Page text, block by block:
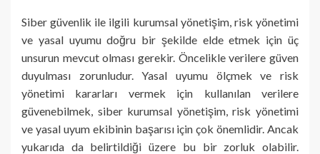
Siber güvenlik ile ilgili kurumsal yönetişim, risk yönetimi
ve yasal uyumu doğru bir şekilde elde etmek için üç
unsurun mevcut olması gerekir. Öncelikle verilere güven
duyulması zorunludur. Yasal uyumu ölçmek ve risk
yönetimi kararları vermek için kullanılan verilere
güvenebilmek, siber kurumsal yönetişim, risk yönetimi
ve yasal uyum ekibinin başarısı için çok önemlidir. Ancak
yukarıda da belirtildiği üzere bu bir zorluk olabilir.